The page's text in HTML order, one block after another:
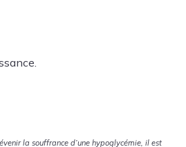
la souffrance d’une hypoglycémie, il est